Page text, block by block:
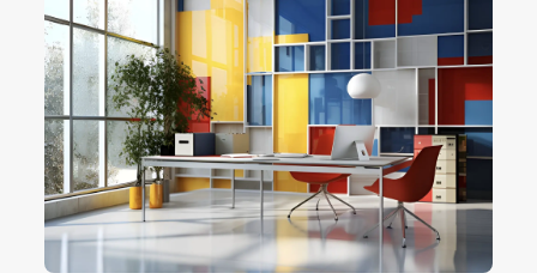
pastangas, o ne jas pakeisti.